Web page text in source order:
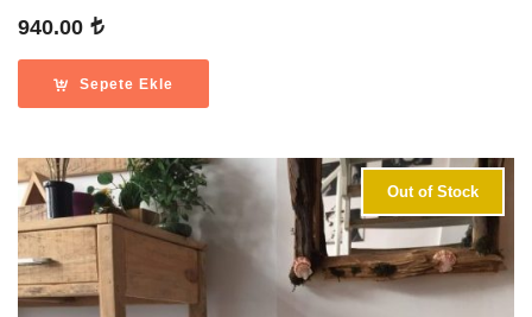
940.00
Sepete Ekle
Out of Stock